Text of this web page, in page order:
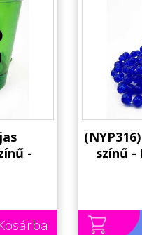
-
-
-
színű -
Party